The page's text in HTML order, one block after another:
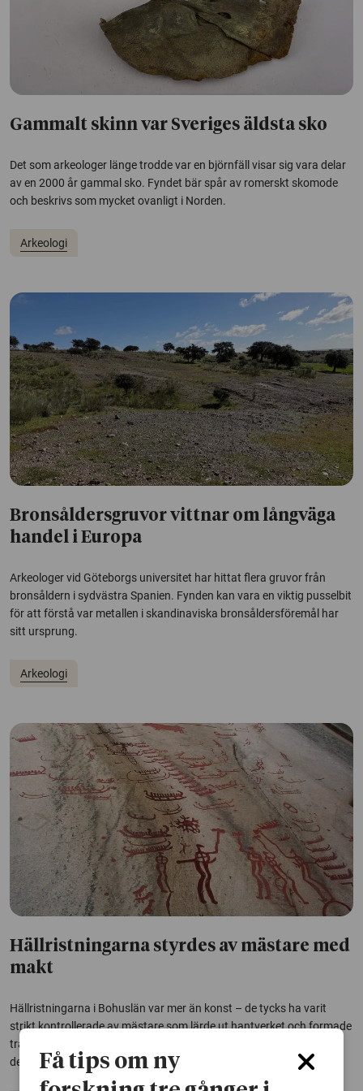
Gammalt skinn var Sveriges äldsta sko
Det som arkeologer länge trodde var en björnfäll visar sig vara delar
av en 2000 år gammal sko. Fyndet bär spår av romerskt skomode
och beskrivs som mycket ovanligt i Norden.
Arkeologi
Bronsåldersgruvor vittnar om långväga
handel i Europa
Arkeologer vid Göteborgs universitet har hittat flera gruvor från
bronsåldern i sydvästra Spanien. Fynden kan vara en viktig pusselbit
för att förstå var metallen i skandinaviska bronsåldersföremål har
sitt ursprung.
Arkeologi
Hällristningarna styrdes av mästare med
makt
Hällristningarna i Bohuslän var mer än konst – de tycks ha varit
strikt kontrollerade av mästare som lärde ut hantverket och formade
traditionerna. En avhandling vid Göteborgs universitet visar hur
dessa ristare aktivt påverkade både ritualer och socialt liv.
Få tips om ny